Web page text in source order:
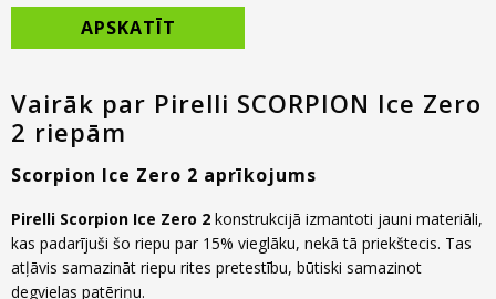
price
was:
€254.00.
price
is:
€231.00.
APSKATĪT
Vairāk par Pirelli SCORPION Ice Zero
2 riepām
Scorpion Ice Zero 2 aprīkojums
Pirelli Scorpion Ice Zero 2 konstrukcijā izmantoti jauni materiāli,
kas padarījuši šo riepu par 15% vieglāku, nekā tā priekštecis. Tas
atļāvis samazināt riepu rites pretestību, būtiski samazinot
degvielas patēriņu.